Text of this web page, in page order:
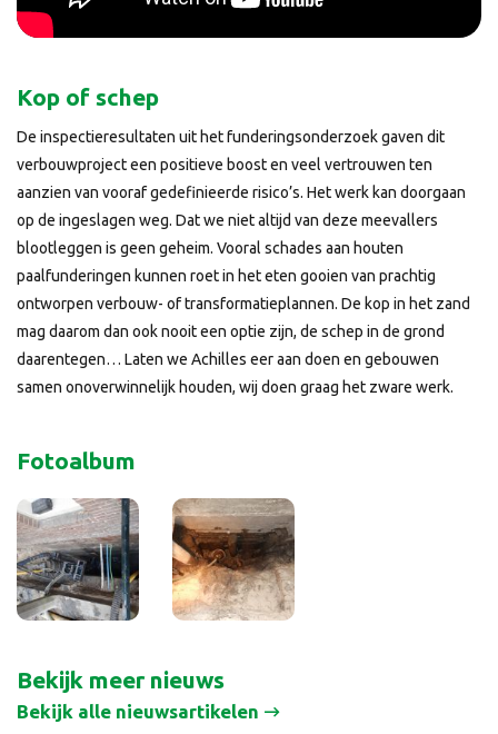
Kop of schep
De inspectieresultaten uit het funderingsonderzoek gaven dit
verbouwproject een positieve boost en veel vertrouwen ten
aanzien van vooraf gedefinieerde risico’s. Het werk kan doorgaan
op de ingeslagen weg. Dat we niet altijd van deze meevallers
blootleggen is geen geheim. Vooral schades aan houten
paalfunderingen kunnen roet in het eten gooien van prachtig
ontworpen verbouw- of transformatieplannen. De kop in het zand
mag daarom dan ook nooit een optie zijn, de schep in de grond
daarentegen… Laten we Achilles eer aan doen en gebouwen
samen onoverwinnelijk houden, wij doen graag het zware werk.
Fotoalbum
Bekijk meer nieuws
Bekijk alle nieuwsartikelen